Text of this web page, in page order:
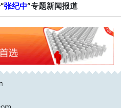
张纪中”专题新闻报道